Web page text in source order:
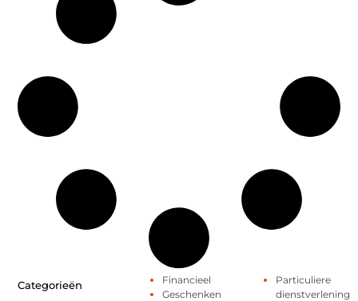
Categorieën
Financieel
Geschenken
Particuliere
dienstverlening